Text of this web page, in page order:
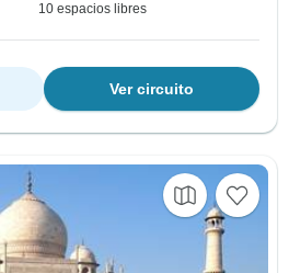
10 espacios libres
Ver circuito